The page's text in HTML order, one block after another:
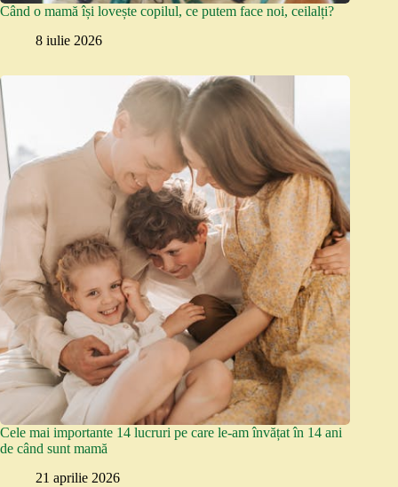
Când o mamă își lovește copilul, ce putem face noi, ceilalți?
8 iulie 2026
Cele mai importante 14 lucruri pe care le-am învățat în 14 ani
de când sunt mamă
21 aprilie 2026